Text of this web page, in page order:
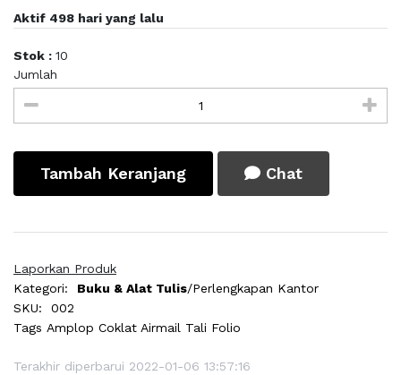
Aktif 498 hari yang lalu
Stok : 10
Jumlah
Tambah Keranjang Chat
Laporkan Produk
Kategori:
Buku & Alat Tulis/Perlengkapan Kantor
SKU:
002
Tags Amplop Coklat Airmail Tali Folio
Terakhir diperbarui 2022-01-06 13:57:16